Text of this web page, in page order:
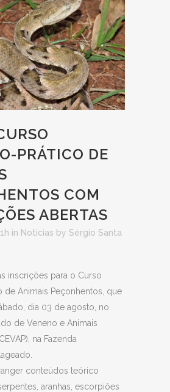
PRÁTICO DE
COM
ABERTAS
in Noticias by Sérgio Santa
inscrições para o Curso
de Animais Peçonhentos, que
dia 03 de agosto, no
de Veneno e Animais
na Fazenda
conteúdos teórico
aranhas, escorpiões